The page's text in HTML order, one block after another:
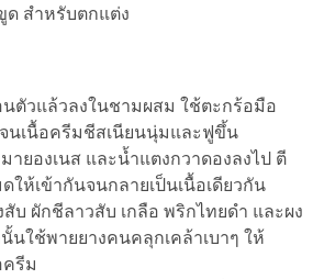
ด สำหรับตกแต่ง
ตัวแล้วลงในชามผสม ใช้ตะกร้อมือ
นเนื้อครีมชีสเนียนนุ่มและฟูขึ้น
ายองเนส และน้ำแตงกวาดองลงไป ตี
ให้เข้ากันจนกลายเป็นเนื้อเดียวกัน
บ ผักชีลาวสับ เกลือ พริกไทยดำ และผง
นใช้พายยางคนคลุกเคล้าเบาๆ ให้
ครีม